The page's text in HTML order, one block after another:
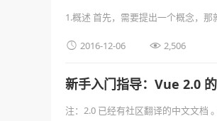
1.概述 首先，需要提出一个概念，
 2016-12-06  2,506
新手入门指导：Vue 2.0
注：2.0 已经有社区翻译的中文文档